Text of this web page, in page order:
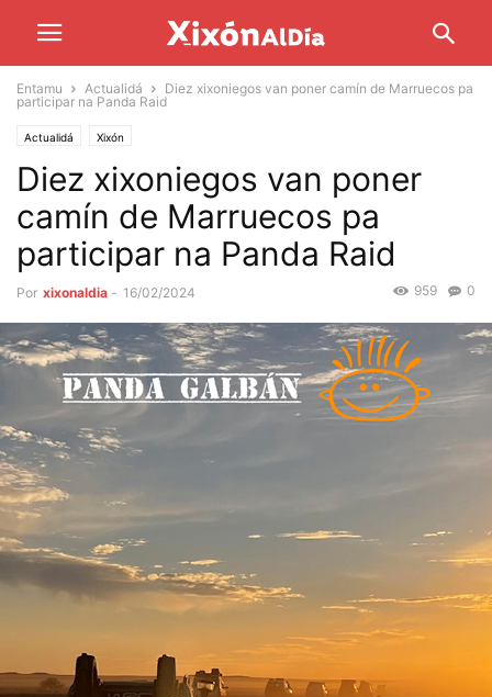
Entamu Actualidá
Diez xixoniegos van poner camín de Marruecos pa
participar na Panda Raid
Actualidá Xixón
Diez xixoniegos van poner
camín de Marruecos pa
participar na Panda Raid
Por xixonaldia - 16/02/2024 0
959